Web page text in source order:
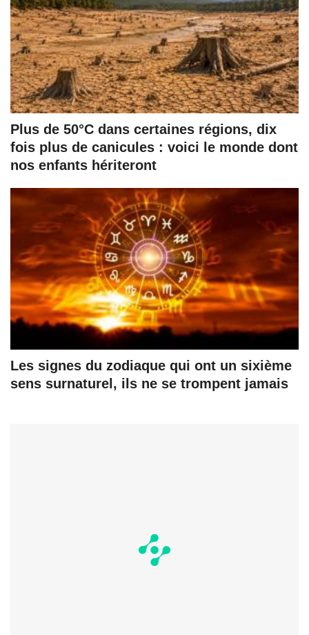
Plus de 50°C dans certaines régions, dix
fois plus de canicules : voici le monde dont
nos enfants hériteront
Les signes du zodiaque qui ont un sixième
sens surnaturel, ils ne se trompent jamais